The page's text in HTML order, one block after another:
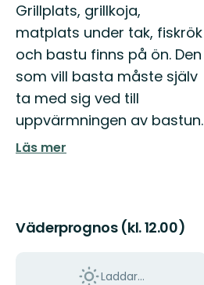
Grillplats, grillkoja,
matplats under tak, fiskrök
och bastu finns på ön. Den
som vill basta måste själv
ta med sig ved till
uppvärmningen av bastun.
Läs mer
Väderprognos (kl. 12.00)
Laddar...